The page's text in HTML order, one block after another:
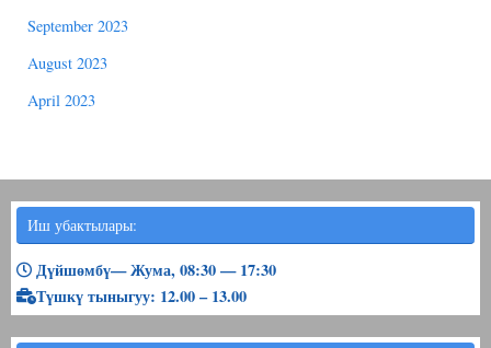
September 2023
August 2023
April 2023
Иш убактылары:
Дүйшөмбү— Жума, 08:30 — 17:30
Түшкү тыныгуу: 12.00 – 13.00